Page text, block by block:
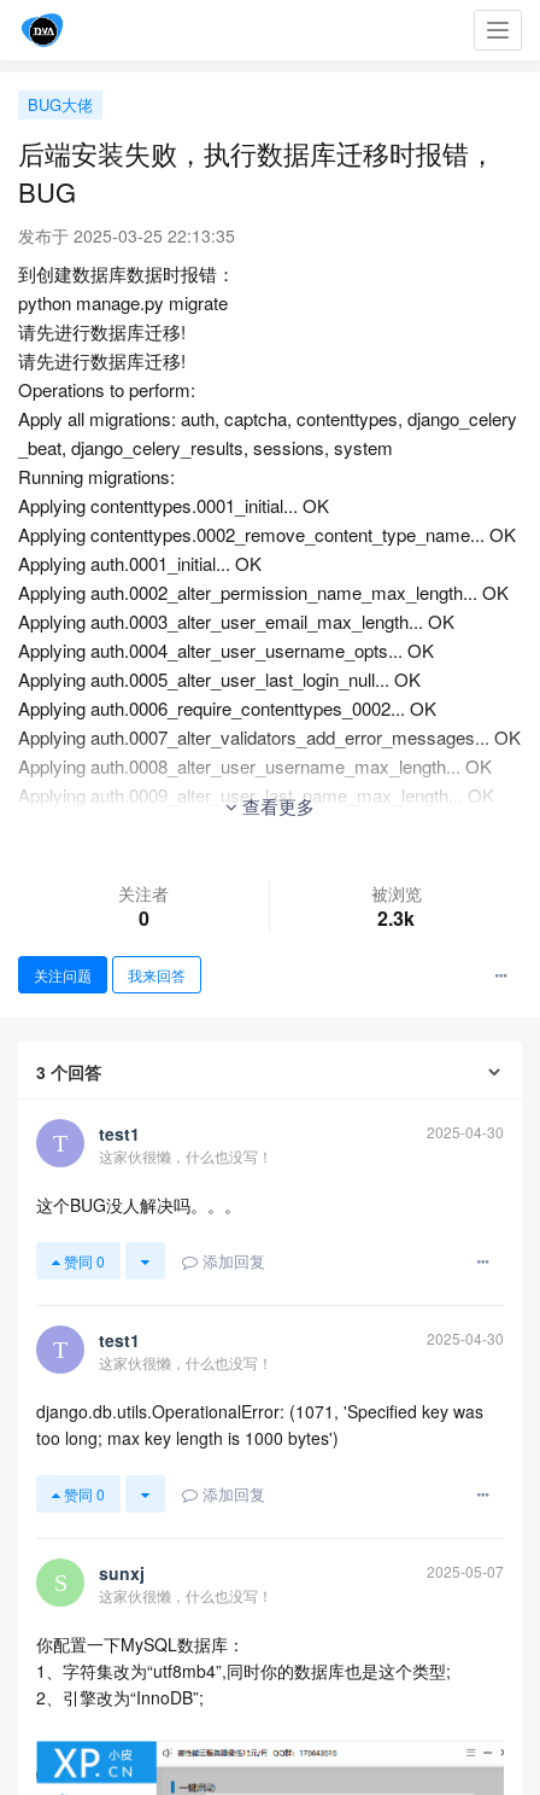
BUG大佬
后端安装失败，执行数据库迁移时报错，
BUG
发布于 2025-03-25 22:13:35
到创建数据库数据时报错：
python manage.py migrate
请先进行数据库迁移!
请先进行数据库迁移!
Operations to perform:
Apply all migrations: auth, captcha, contenttypes, django_celery
_beat, django_celery_results, sessions, system
Running migrations:
Applying contenttypes.0001_initial... OK
Applying contenttypes.0002_remove_content_type_name... OK
Applying auth.0001_initial... OK
Applying auth.0002_alter_permission_name_max_length... OK
Applying auth.0003_alter_user_email_max_length... OK
Applying auth.0004_alter_user_username_opts... OK
Applying auth.0005_alter_user_last_login_null... OK
Applying auth.0006_require_contenttypes_0002... OK
Applying auth.0007_alter_validators_add_error_messages... OK
Applying auth.0008_alter_user_username_max_length... OK
Applying auth.0009_alter_user_last_name_max_length... OK
Applying auth.0010_alter_group_name_max_length... OK
Applying auth.0012_alter_user_first_name_max_length... OK
Applying captcha.0001_initial... OK
Applying django_celery_beat.0001_initial... OK
Applying django_celery_beat.0002_auto_20161118_0346... OK
Applying django_celery_beat.0005_add_solarschedule_events_
choices... OK
Applying django_celery_beat.0006_auto_20180322_0932... OK
Applying django_celery_beat.0007_auto_20180521_0826... OK
Applying django_celery_beat.0008_auto_20180914_1922... OK
Applying django_celery_beat.0006_periodictask_priority... OK
Applying django_celery_beat.0009_periodictask_headers... OK
Applying django_celery_beat.0011_auto_20190508_0153... OK
Applying django_celery_beat.0012_periodictask_expire_second
s... OK
Applying django_celery_beat.0013_auto_20200609_0727... OK
nabled... OK
Applying django_celery_beat.0015_edit_solarschedule_events_
Applying django_celery_beat.0016_alter_crontabschedule_time
zone... OK
Applying django_celery_beat.0017_alter_crontabschedule_mont
h_of_year... OK
Applying django_celery_beat.0018_improve_crontab_helptext...
Applying django_celery_beat.0019_alter_periodictasks_option
s... OK
查看更多
关注者
0
被浏览
2.3k
关注问题 我来回答
3 个回答
test1
2025-04-30
这家伙很懒，什么也没写！
这个BUG没人解决吗。。。
赞同 0 添加回复
test1
2025-04-30
这家伙很懒，什么也没写！
django.db.utils.OperationalError: (1071, 'Specified key was
too long; max key length is 1000 bytes')
赞同 0 添加回复
sunxj
2025-05-07
这家伙很懒，什么也没写！
你配置一下MySQL数据库：
1、字符集改为“utf8mb4”,同时你的数据库也是这个类型;
2、引擎改为“InnoDB”;